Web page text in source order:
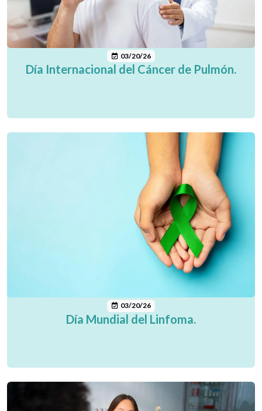
03/20/26
Día Internacional del Cáncer de Pulmón.
03/20/26
Día Mundial del Linfoma.